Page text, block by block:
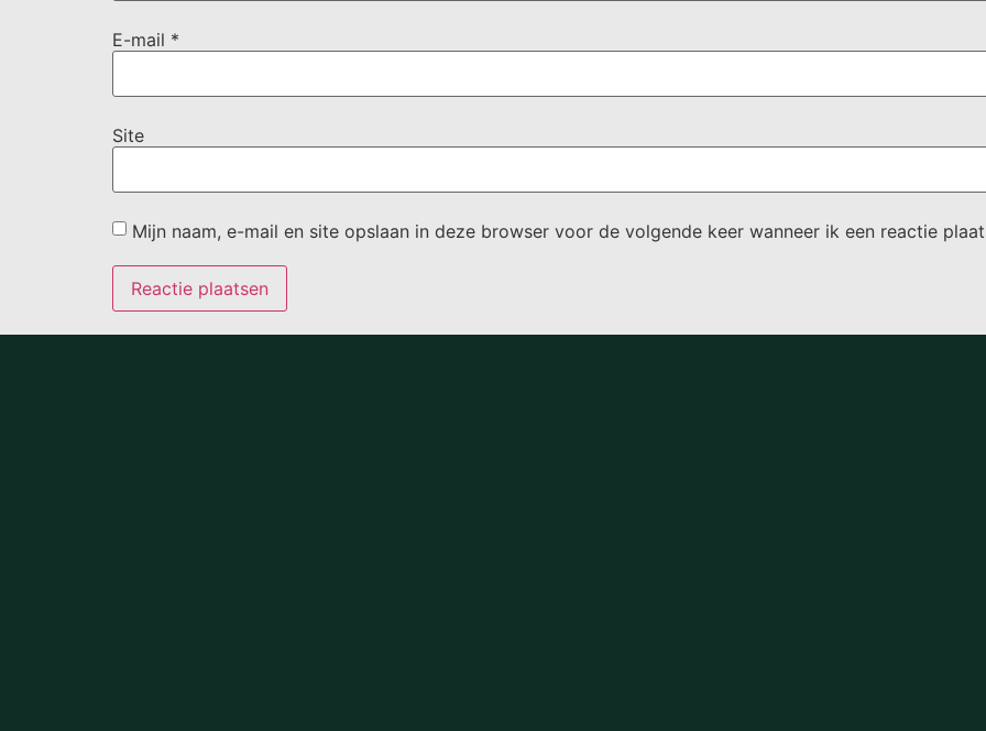
E-mail *
Site
Mijn naam, e-mail en site opslaan in deze browser voor de volgende keer wanneer ik een reactie